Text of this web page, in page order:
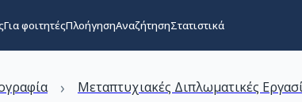
Για φοιτητέςΠλοήγησηΑναζήτησηΣτατιστικά
› Μεταπτυχιακές Διπλωματικές